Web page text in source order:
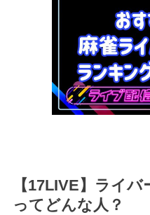
【17LIVE】ライ
ってどんな人？